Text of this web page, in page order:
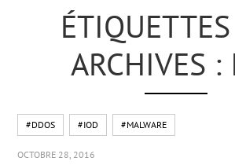
ARCHIVES :
#DDOS #IOD #MALWARE
OCTOBRE 28, 2016